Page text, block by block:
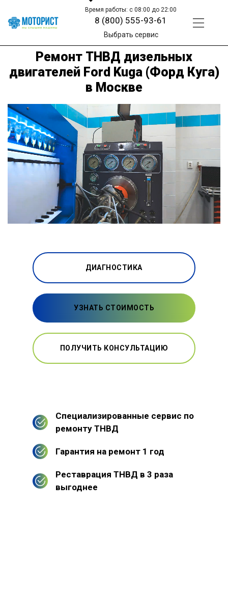
Время работы: с 08:00 до 22:00
8 (800) 555-93-61
Выбрать сервис
Ремонт ТНВД дизельных
двигателей Ford Kuga (Форд Куга)
в Москве
ДИАГНОСТИКА
УЗНАТЬ СТОИМОСТЬ
ПОЛУЧИТЬ КОНСУЛЬТАЦИЮ
Специализированные сервис по
ремонту ТНВД
Гарантия на ремонт 1 год
Реставрация ТНВД в 3 раза
выгоднее